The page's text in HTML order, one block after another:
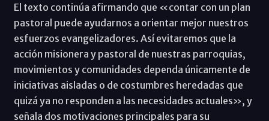
El texto continúa afirmando que «contar con un plan
pastoral puede ayudarnos a orientar mejor nuestros
esfuerzos evangelizadores. Así evitaremos que la
acción misionera y pastoral de nuestras parroquias,
movimientos y comunidades dependa únicamente de
iniciativas aisladas o de costumbres heredadas que
quizá ya no responden a las necesidades actuales», y
señala dos motivaciones principales para su